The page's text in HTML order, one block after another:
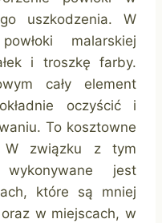
uszkodzenia. W
malarskiej
i troszkę farby.
cały element
oczyścić i
To kosztowne
W związku z tym
jest
które są mniej
w miejscach, w